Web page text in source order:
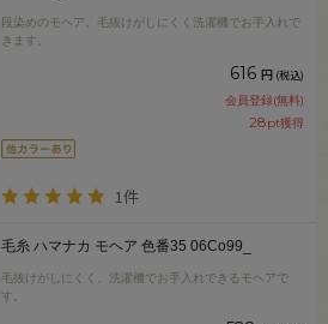
段染めのモヘア。毛抜けがしにくく洗濯機でお手入れで
きます。
616 円 (税込)
会員登録(無料)
28pt獲得
1件
毛糸 ハマナカ モヘア 色番35 06Co99_
毛抜けがしにくく、洗濯機でお手入れできるモヘアで
す。